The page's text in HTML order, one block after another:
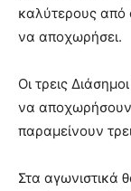
καλύτερους από
να αποχωρήσει.
Οι τρεις
να αποχωρήσουν
παραμείνουν
Στα αγωνιστικά